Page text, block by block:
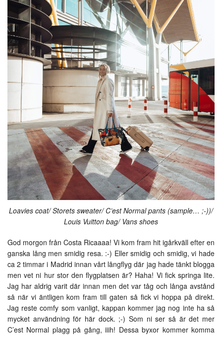
Loavies coat/ Storets sweater/ C’est Normal pants (sample… ;-))/
Louis Vuitton bag/ Vans shoes
God morgon från Costa Ricaaaa! Vi kom fram hit igårkväll efter en
ganska lång men smidig resa. :-) Eller smidig och smidig, vi hade
ca 2 timmar i Madrid innan vårt långflyg där jag hade tänkt blogga
men vet ni hur stor den flygplatsen är? Haha! Vi fick springa lite.
Jag har aldrig varit där innan men det var tåg och långa avstånd
så när vi äntligen kom fram till gaten så fick vi hoppa på direkt.
Jag reste comfy som vanligt, kappan kommer jag nog inte ha så
mycket användning för här dock. ;-) Som ni ser så är det mer
C’est Normal plagg på gång, iiih! Dessa byxor kommer komma